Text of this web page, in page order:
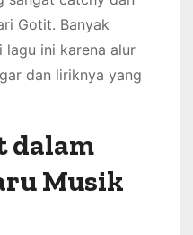
Gotit. Banyak
lagu ini karena alur
dan liriknya yang
dalam
Musik